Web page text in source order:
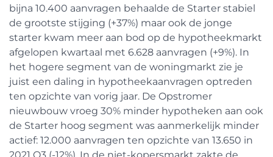
bijna 10.400 aanvragen behaalde de Starter stabiel
de grootste stijging (+37%) maar ook de jonge
starter kwam meer aan bod op de hypotheekmarkt
afgelopen kwartaal met 6.628 aanvragen (+9%). In
het hogere segment van de woningmarkt zie je
juist een daling in hypotheekaanvragen optreden
ten opzichte van vorig jaar. De Opstromer
nieuwbouw vroeg 30% minder hypotheken aan ook
de Starter hoog segment was aanmerkelijk minder
actief: 12.000 aanvragen ten opzichte van 13.650 in